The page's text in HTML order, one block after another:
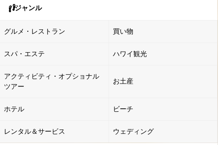
ジャンル
グルメ・レストラン 買い物
スパ・エステ ハワイ観光
アクティビティ・オプショナル
ツアー
お土産
ホテル ビーチ
レンタル＆サービス ウェディング